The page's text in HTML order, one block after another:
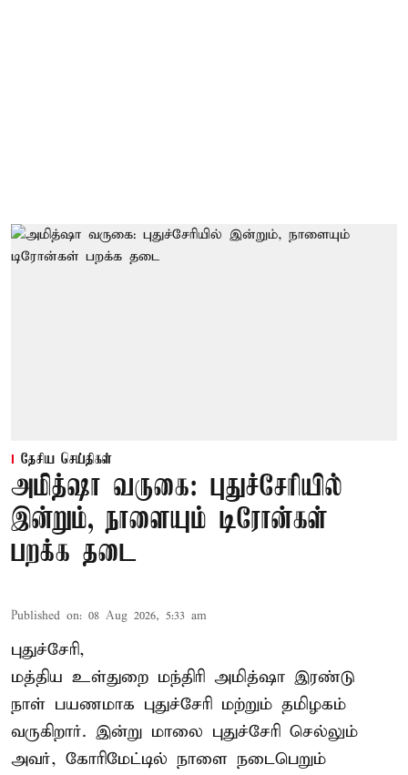
தேசிய செய்திகள்
அமித்ஷா வருகை: புதுச்சேரியில்
இன்றும், நாளையும் டிரோன்கள்
பறக்க தடை
Published on: 08 Aug 2026, 5:33 am
புதுச்சேரி,
மத்திய உள்துறை மந்திரி அமித்ஷா இரண்டு
நாள் பயணமாக புதுச்சேரி மற்றும் தமிழகம்
வருகிறார். இன்று மாலை புதுச்சேரி செல்லும்
அவர், கோரிமேட்டில் நாளை நடைபெறும்